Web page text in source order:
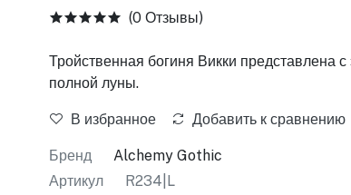
(0 Отзывы)
Тройственная богиня Викки представлена
полной луны.
В избранное Добавить к сравнению
Бренд
Alchemy Gothic
Артикул
R234|L